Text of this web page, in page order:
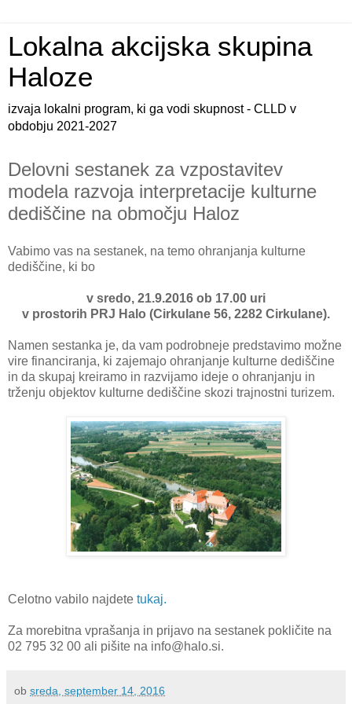
Lokalna akcijska skupina
Haloze
izvaja lokalni program, ki ga vodi skupnost - CLLD v
obdobju 2021-2027
Delovni sestanek za vzpostavitev
modela razvoja interpretacije kulturne
dediščine na območju Haloz
Vabimo vas na sestanek, na temo ohranjanja kulturne
dediščine, ki bo
v sredo, 21.9.2016 ob 17.00 uri
v prostorih PRJ Halo (Cirkulane 56, 2282 Cirkulane).
Namen sestanka je, da vam podrobneje predstavimo možne
vire financiranja, ki zajemajo ohranjanje kulturne dediščine
in da skupaj kreiramo in razvijamo ideje o ohranjanju in
trženju objektov kulturne dediščine skozi trajnostni turizem.
Celotno vabilo najdete tukaj.
Za morebitna vprašanja in prijavo na sestanek pokličite na
02 795 32 00 ali pišite na info@halo.si.
ob sreda, september 14, 2016